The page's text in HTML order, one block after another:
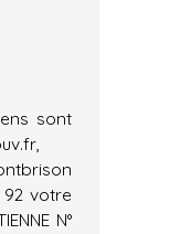
sont
92 votre
N°